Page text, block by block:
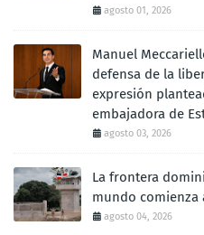
agosto 01, 2026
Manuel
defensa de la
expresión
embajadora de
agosto 03, 2026
La frontera
mundo comienza
agosto 04, 2026